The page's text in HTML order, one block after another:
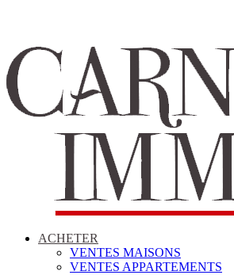
ACHETER
VENTES MAISONS
VENTES APPARTEMENTS